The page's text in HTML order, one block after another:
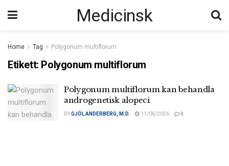
Medicinsk
Home Tag Polygonum multiflorum
Etikett: Polygonum multiflorum
Polygonum multiflorum kan behandla
androgenetisk alopeci
BYGJÖL ANDERBERG, M.D. 11/06/2026 0